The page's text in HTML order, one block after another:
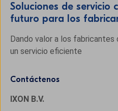
Soluciones de servicio
futuro para los
Dando valor a los fabricantes
un servicio eficiente
Contáctenos
IXON B.V.